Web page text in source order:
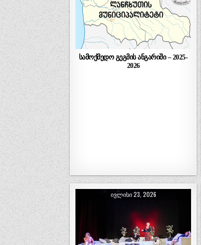
სამოქმედო გეგმის ანგარიში – 2025-
2026
ᲘᲕᲚᲘᲡᲘ 23, 2026